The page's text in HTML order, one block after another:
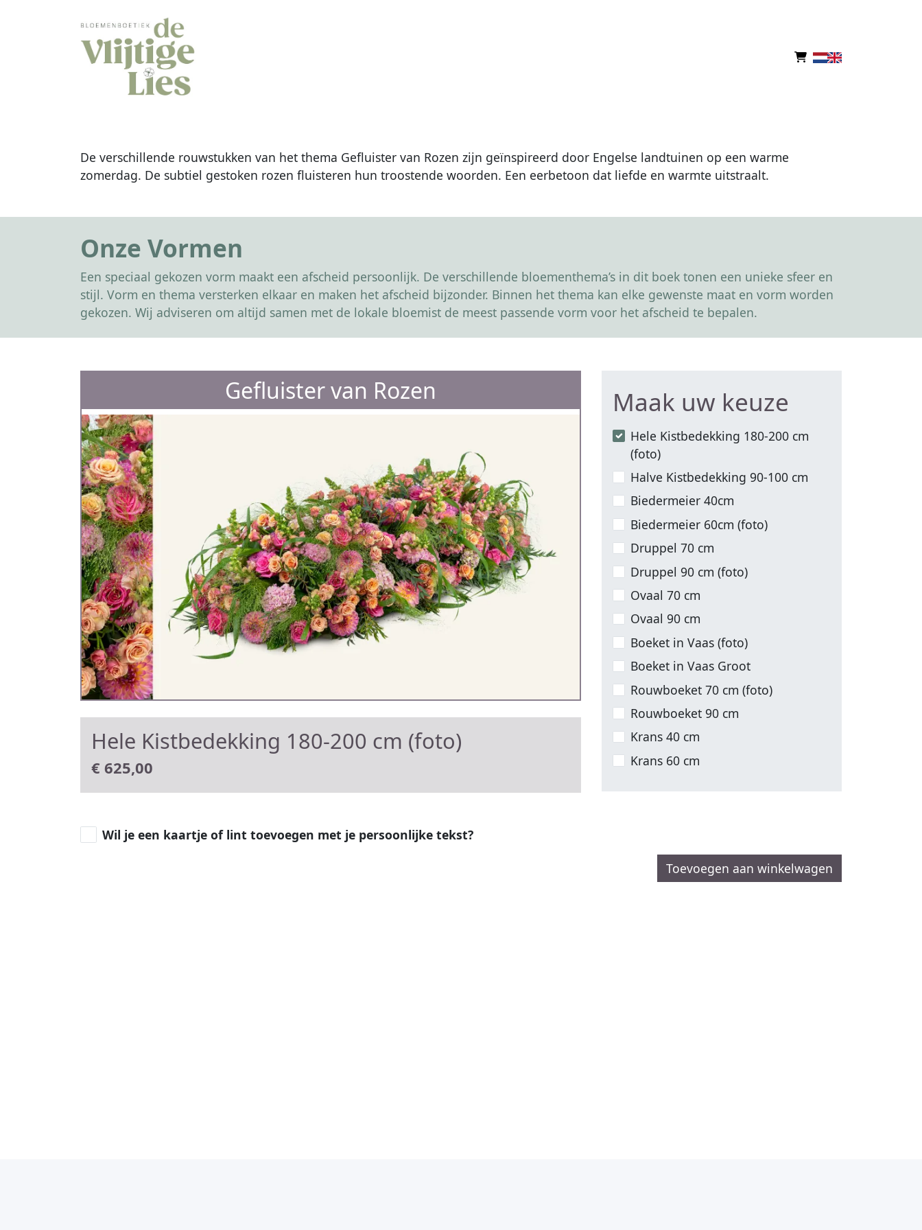
De verschillende rouwstukken van het thema Gefluister van Rozen zijn geïnspireerd door Engelse landtuinen op een warme
zomerdag. De subtiel gestoken rozen fluisteren hun troostende woorden. Een eerbetoon dat liefde en warmte uitstraalt.
Onze Vormen
Een speciaal gekozen vorm maakt een afscheid persoonlijk. De verschillende bloementhema’s in dit boek tonen een unieke sfeer en
stijl. Vorm en thema versterken elkaar en maken het afscheid bijzonder. Binnen het thema kan elke gewenste maat en vorm worden
gekozen. Wij adviseren om altijd samen met de lokale bloemist de meest passende vorm voor het afscheid te bepalen.
Gefluister van Rozen
Hele Kistbedekking 180-200 cm (foto)
€ 625,00
Maak uw keuze
Hele Kistbedekking 180-200 cm
(foto)
Halve Kistbedekking 90-100 cm
Biedermeier 40cm
Biedermeier 60cm (foto)
Druppel 70 cm
Druppel 90 cm (foto)
Ovaal 70 cm
Ovaal 90 cm
Boeket in Vaas (foto)
Boeket in Vaas Groot
Rouwboeket 70 cm (foto)
Rouwboeket 90 cm
Krans 40 cm
Krans 60 cm
Wil je een kaartje of lint toevoegen met je persoonlijke tekst?
Toevoegen aan winkelwagen